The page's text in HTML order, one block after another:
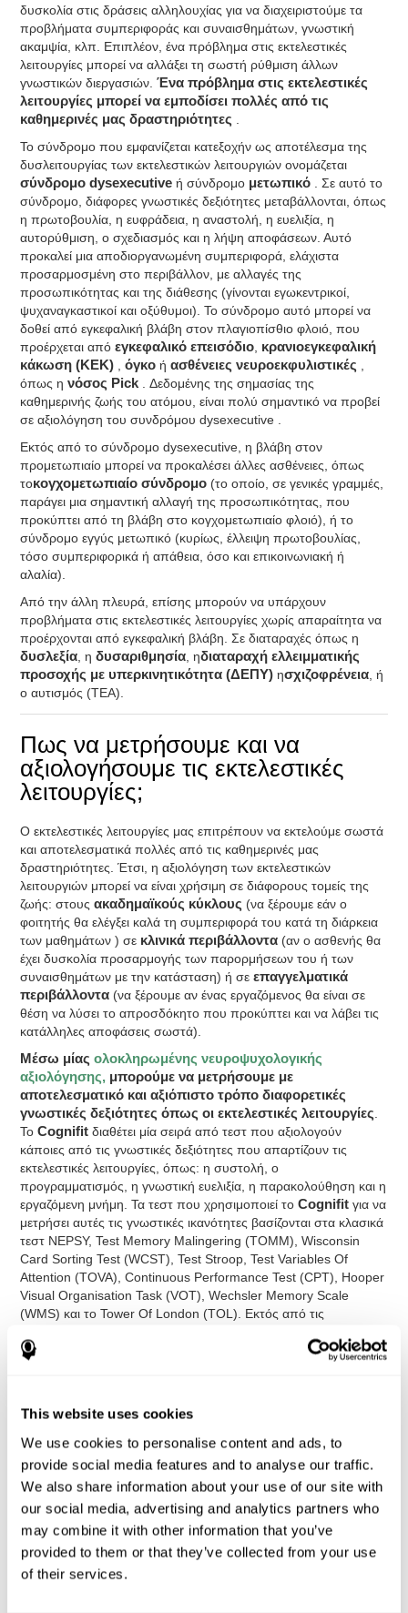
This website uses cookies
We use cookies to personalise content and ads, to
provide social media features and to analyse our traffic.
We also share information about your use of our site with
our social media, advertising and analytics partners who
may combine it with other information that you’ve
provided to them or that they’ve collected from your use
of their services.
δυσκολία στις δράσεις αλληλουχίας για να διαχειριστούμε τα
προβλήματα συμπεριφοράς και συναισθημάτων, γνωστική
ακαμψία, κλπ. Επιπλέον, ένα πρόβλημα στις εκτελεστικές
λειτουργίες μπορεί να αλλάξει τη σωστή ρύθμιση άλλων
γνωστικών διεργασιών.Ένα πρόβλημα στις εκτελεστικές
λειτουργίες μπορεί να εμποδίσει πολλές από τις
καθημερινές μας δραστηριότητες .
Το σύνδρομο που εμφανίζεται κατεξοχήν ως αποτέλεσμα της
δυσλειτουργίας των εκτελεστικών λειτουργιών ονομάζεται
σύνδρομο dysexecutive ή σύνδρομο μετωπικό . Σε αυτό το
σύνδρομο, διάφορες γνωστικές δεξιότητες μεταβάλλονται, όπως
η πρωτοβουλία, η ευφράδεια, η αναστολή, η ευελιξία, η
αυτορύθμιση, ο σχεδιασμός και η λήψη αποφάσεων. Αυτό
προκαλεί μια αποδιοργανωμένη συμπεριφορά, ελάχιστα
προσαρμοσμένη στο περιβάλλον, με αλλαγές της
προσωπικότητας και της διάθεσης (γίνονται εγωκεντρικοί,
ψυχαναγκαστικοί και οξύθυμοι). Το σύνδρομο αυτό μπορεί να
δοθεί από εγκεφαλική βλάβη στον πλαγιοπίσθιο φλοιό, που
προέρχεται απόεγκεφαλικό επεισόδιο, κρανιοεγκεφαλική
κάκωση (ΚΕΚ) ,όγκοήασθένειες νευροεκφυλιστικές ,
όπως η νόσος Pick . Δεδομένης της σημασίας της
καθημερινής ζωής του ατόμου, είναι πολύ σημαντικό να προβεί
σε αξιολόγηση τoυ συνδρόμου dysexecutive .
Εκτός από το σύνδρομο dysexecutive, η βλάβη στον
προμετωπιαίο μπορεί να προκαλέσει άλλες ασθένειες, όπως
τοκογχομετωπιαίο σύνδρομο (το οποίο, σε γενικές γραμμές,
παράγει μια σημαντική αλλαγή της προσωπικότητας, που
προκύπτει από τη βλάβη στο κογχομετωπιαίο φλοιό), ή το
σύνδρομο εγγύς μετωπικό (κυρίως, έλλειψη πρωτοβουλίας,
τόσο συμπεριφορικά ή απάθεια, όσο και επικοινωνιακή ή
αλαλία).
Από την άλλη πλευρά, επίσης μπορούν να υπάρχουν
προβλήματα στις εκτελεστικές λειτουργίες χωρίς απαραίτητα να
προέρχονται από εγκεφαλική βλάβη. Σε διαταραχές όπως η
δυσλεξία, ηδυσαριθμησία, ηδιαταραχή ελλειμματικής
προσοχής με υπερκινητικότητα (ΔΕΠΥ) ησχιζοφρένεια, ή
ο αυτισμός (TEA).
Πως να μετρήσουμε και να
αξιολογήσουμε τις εκτελεστικές
λειτουργίες;
Ο εκτελεστικές λειτουργίες μας επιτρέπουν να εκτελούμε σωστά
και αποτελεσματικά πολλές από τις καθημερινές μας
δραστηριότητες. Έτσι, η αξιολόγηση των εκτελεστικών
λειτουργιών μπορεί να είναι χρήσιμη σε διάφορους τομείς της
ζωής: στους ακαδημαϊκούς κύκλους (να ξέρουμε εάν ο
φοιτητής θα ελέγξει καλά τη συμπεριφορά του κατά τη διάρκεια
των μαθημάτων ) σε κλινικά περιβάλλοντα (αν ο ασθενής θα
έχει δυσκολία προσαρμογής των παρορμήσεων του ή των
συναισθημάτων με την κατάσταση) ή σε επαγγελματικά
περιβάλλοντα (να ξέρουμε αν ένας εργαζόμενος θα είναι σε
θέση να λύσει το απροσδόκητο που προκύπτει και να λάβει τις
κατάλληλες αποφάσεις σωστά).
Μέσω μίας ολοκληρωμένης νευροψυχολογικής
αξιολόγησης, μπορούμε να μετρήσουμε με
αποτελεσματικό και αξιόπιστο τρόπο διαφορετικές
γνωστικές δεξιότητες όπως οι εκτελεστικές λειτουργίες.
Το Cognifitδιαθέτει μία σειρά από τεστ που αξιολογούν
κάποιες από τις γνωστικές δεξιότητες που απαρτίζουν τις
εκτελεστικές λειτουργίες, όπως: η συστολή, ο
προγραμματισμός, η γνωστική ευελιξία, η παρακολούθηση και η
εργαζόμενη μνήμη. Τα τεστ που χρησιμοποιεί τοCognifit για να
μετρήσει αυτές τις γνωστικές ικανότητες βασίζονται στα κλασικά
τεστ NEPSY, Test Memory Malingering (TΟΜΜ), Wisconsin
Card Sorting Test (WCST), Test Stroop, Test Variables Of
Attention (TOVA), Continuous Performance Test (CPT), Hooper
Visual Organisation Task (VOT), Wechsler Memory Scale
(WMS) και το Tower Of London (TOL). Εκτός από τις
απόκρισης, την οπτική αντίληψη, τη χωρική αντίληψη, την
μνήμη, την αναγνώριση, την ταχύτητα επεξεργασίας, την οπτική
παρακολούθηση, τον συντονισμό χεριού-ματιού και τη
διαιρεμένη προσοχή.
Test Αναγνώρισης COM-NAM: Εμφανίζονται αντικείμενα
μέσω εικόνας ή ήχου. Θα πρέπει να πούμε σε ποια μορφή
(εικόνας ή ήχου)το αντικείμενο εμφανίστηκε την τελευταία
φορά, ή αν δεν έχει προηγουμένως εμφανιστεί.
Test Συγχρονισμού UPDA-SHIF: Σε αυτό το τεστ θα
εμφανιστεί μία μπάλα σε κίνηση. Ο στόχος θα είναι να